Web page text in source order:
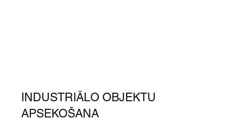
INDUSTRIĀLO OBJEKTU
APSEKOŠANA